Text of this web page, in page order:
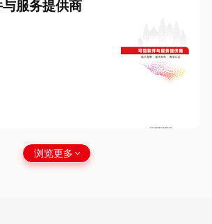
服务提供商
浏览更多